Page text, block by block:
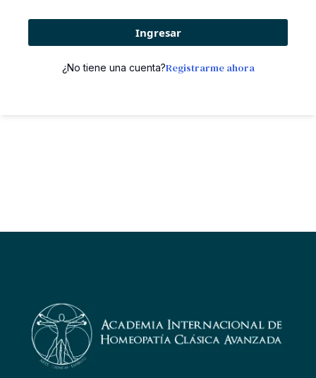
Ingresar
¿No tiene una cuenta?Registrarme ahora